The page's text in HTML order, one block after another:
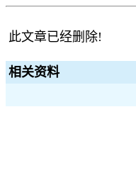
此文章已经删除!
相关资料